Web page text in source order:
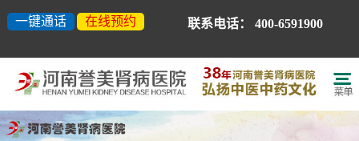
一键通话 在线预约 联系电话： 400-6591900